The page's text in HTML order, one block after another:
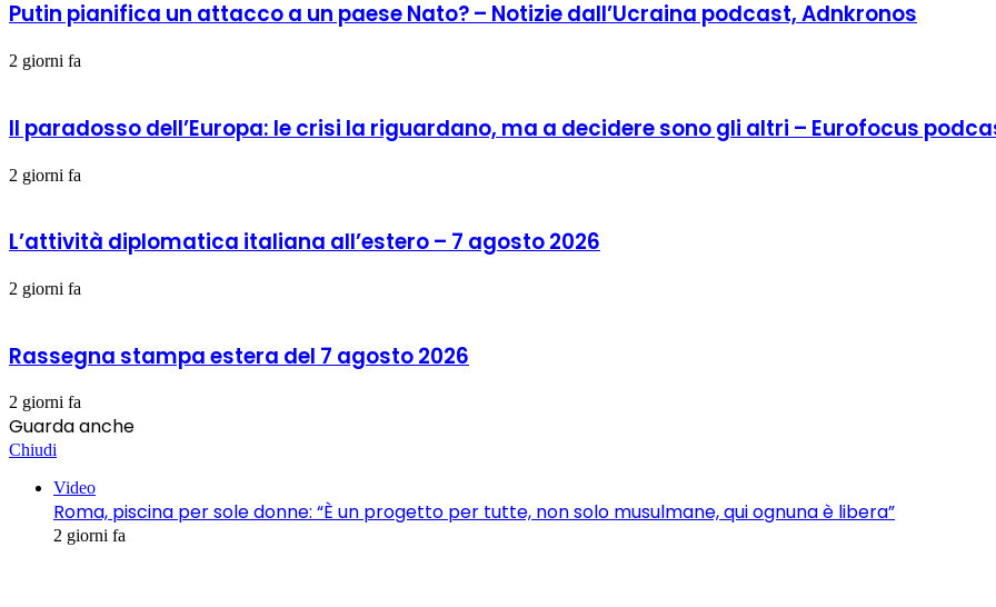
Putin pianifica un attacco a un paese Nato? – Notizie dall’Ucraina podcast, Adnkronos
2 giorni fa
Il paradosso dell’Europa: le crisi la riguardano, ma a decidere sono gli altri – Eurofocus
2 giorni fa
L’attività diplomatica italiana all’estero – 7 agosto 2026
2 giorni fa
Rassegna stampa estera del 7 agosto 2026
2 giorni fa
Guarda anche
Chiudi
Video
Roma, piscina per sole donne: “È un progetto per tutte, non solo musulmane, qui ognuna è libera”
2 giorni fa